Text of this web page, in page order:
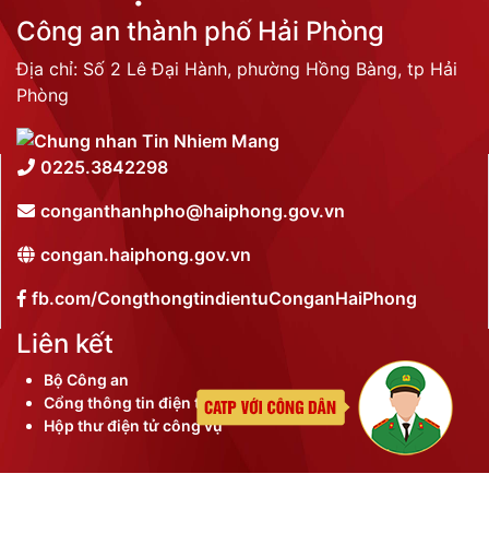
Công an thành phố Hải Phòng
Địa chỉ: Số 2 Lê Đại Hành, phường Hồng Bàng, tp Hải
Phòng
0225.3842298
conganthanhpho@haiphong.gov.vn
congan.haiphong.gov.vn
fb.com/CongthongtindientuConganHaiPhong
Liên kết
Bộ Công an
Cổng thông tin điện tử thành phố
Hộp thư điện tử công vụ